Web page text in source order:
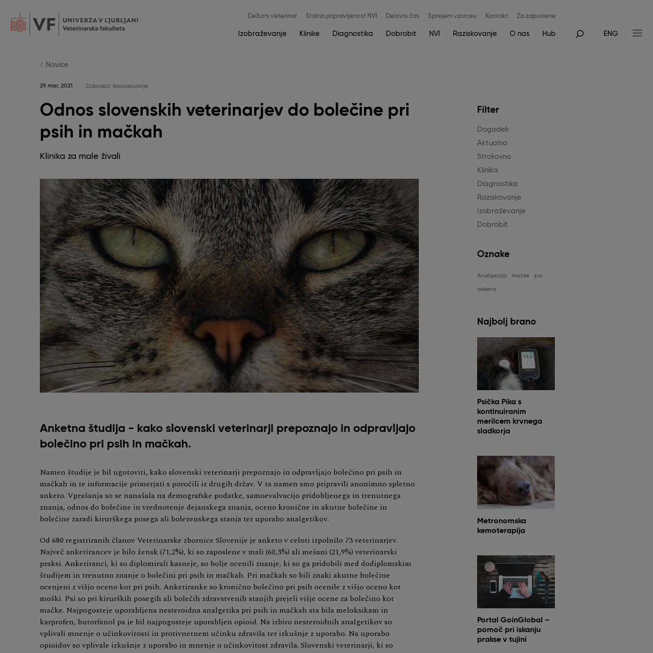
main
content
POJDI
Dežurni veterinar Stalna pripravljenost NVI Delovni čas Sprejem vzorcev Kontakt Za zaposlene
Izobraževanje Klinike Diagnostika Dobrobit NVI Raziskovanje O nas Hub ENG
Novice
29. mar, 2021 Dobrobit Raziskovanje
Odnos slovenskih veterinarjev do bolečine pri
psih in mačkah
Klinika za male živali
Anketna študija - kako slovenski veterinarji prepoznajo in odpravljajo
bolečino pri psih in mačkah.
Namen študije je bil ugotoviti, kako slovenski veterinarji prepoznajo in odpravljajo bolečino pri psih in
mačkah in te informacije primerjati s poročili iz drugih držav. V ta namen smo pripravili anonimno spletno
anketo. Vprašanja so se nanašala na demografske podatke, samoevalvacijo pridobljenega in trenutnega
znanja, odnos do bolečine in vrednotenje dejanskega znanja, oceno kronične in akutne bolečine in
bolečine zaradi kirurškega posega ali bolezenskega stanja ter uporabo analgetikov.
Od 680 registriranih članov Veterinarske zbornice Slovenije je anketo v celoti izpolnilo 73 veterinarjev.
Največ anketirancev je bilo žensk (71,2%), ki so zaposlene v mali (60,3%) ali mešani (21,9%) veterinarski
praksi. Anketiranci, ki so diplomirali kasneje, so bolje ocenili znanje, ki so ga pridobili med dodiplomskim
študijem in trenutno znanje o bolečini pri psih in mačkah. Pri mačkah so bili znaki akutne bolečine
ocenjeni z višjo oceno kot pri psih. Anketiranke so kronično bolečino pri psih ocenile z višjo oceno kot
moški. Psi so pri kirurških posegih ali bolečih zdravstvenih stanjih prejeli višje ocene za bolečino kot
mačke. Najpogosteje uporabljena nesteroidna analgetika pri psih in mačkah sta bila meloksikam in
karprofen, butorfanol pa je bil najpogosteje uporabljen opioid. Na izbiro nesteroidnih analgetikov so
vplivali mnenje o učinkovitosti in protivnetnem učinku zdravila ter izkušnje z uporabo. Na uporabo
opioidov so vplivale izkušnje z uporabo in mnenje o učinkovitost zdravila. Slovenski veterinarji, ki so
Filter
Dogodek
Aktualno
Strokovno
Klinika
Diagnostika
Raziskovanje
Izobraževanje
Dobrobit
Oznake
Analgezija mačke psi
anketa
Najbolj brano
Psička Pika s
kontinuiranim
merilcem krvnega
sladkorja
Metronomska
kemoterapija
Portal GoinGlobal –
pomoč pri iskanju
prakse v tujini